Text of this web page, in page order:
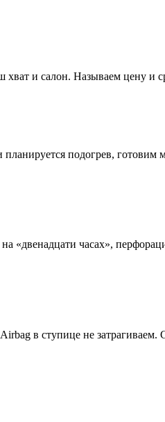
и салон. Называем цену и
подогрев, готовим
часах»,
в ступице не